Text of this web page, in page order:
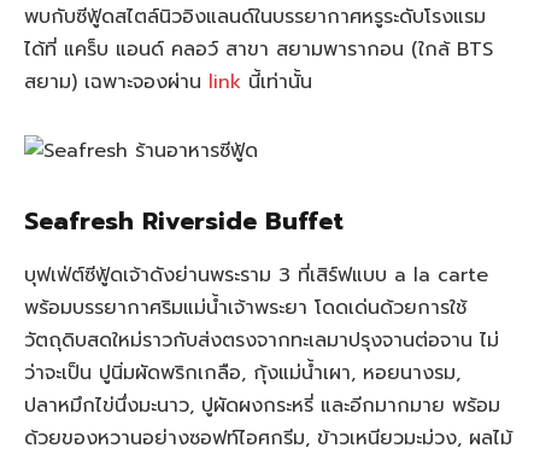
พบกับซีฟู้ดสไตล์นิวอิงแลนด์ในบรรยากาศหรูระดับโรงแรม
ได้ที่ แคร็บ แอนด์ คลอว์ สาขา สยามพารากอน (ใกล้ BTS
สยาม) เฉพาะจองผ่าน link นี้เท่านั้น
Seafresh Riverside Buffet
บุฟเฟ่ต์ซีฟู้ดเจ้าดังย่านพระราม 3 ที่เสิร์ฟแบบ a la carte
พร้อมบรรยากาศริมแม่น้ำเจ้าพระยา โดดเด่นด้วยการใช้
วัตถุดิบสดใหม่ราวกับส่งตรงจากทะเลมาปรุงจานต่อจาน ไม่
ว่าจะเป็น ปูนิ่มผัดพริกเกลือ, กุ้งแม่น้ำเผา, หอยนางรม,
ปลาหมึกไข่นึ่งมะนาว, ปูผัดผงกระหรี่ และอีกมากมาย พร้อม
ด้วยของหวานอย่างซอฟท์ไอศกรีม, ข้าวเหนียวมะม่วง, ผลไม้